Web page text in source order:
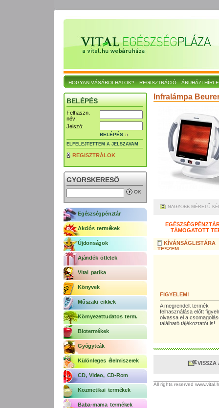
HOGYAN VÁSÁROLHATOK? REGISZTRÁCIÓ ÁRUHÁZI
BELÉPÉS
Felhaszn.
név:
Jelszó:
BELÉPÉS
ELFELEJTETTEM A JELSZAVAM
REGISZTRÁLOK
GYORSKERESŐ
Egészségpénztár
Akciós termékek
Újdonságok
Ajándék ötletek
Vital patika
Könyvek
Műszaki cikkek
Környezettudatos term.
Biotermékek
Gyógyteák
Különleges élelmiszerek
CD, Video, CD-Rom
Kozmetikai termékek
Baba-mama termékek
Infralámpa
NAGYOBB MÉRETŰ
TÁMOGATOTT
KÍVÁNSÁGLISTÁRA
TESZEM
FIGYELEM!
A megrendelt termék
felhasználása előtt
olvassa el a
található tájékoztatót is!
VISSZA
All rights reserved